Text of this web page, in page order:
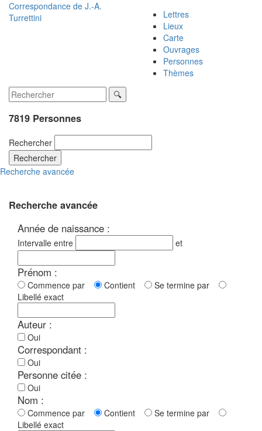
Correspondance de J.-A.
Turrettini
Lettres
Lieux
Carte
Ouvrages
Personnes
Thèmes
7819 Personnes
Rechercher
Rechercher
Recherche avancée
Recherche avancée
Année de naissance :
Intervalle entre et
Prénom :
Commence par Contient
Se termine par
Libellé exact
Auteur :
Oui
Correspondant :
Oui
Personne citée :
Oui
Nom :
Commence par Contient
Se termine par
Libellé exact